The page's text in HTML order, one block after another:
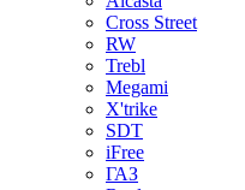
Cross Street
RW
Trebl
Megami
X'trike
SDT
iFree
ГАЗ